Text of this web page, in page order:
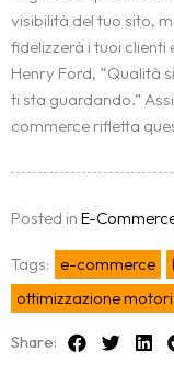
visibilità del tuo sito,
fidelizzerà i tuoi
Henry Ford, “Qualità
ti sta guardando.”
commerce rifletta
Posted in E-
Tags: e-commerce
ottimizzazione
Share: